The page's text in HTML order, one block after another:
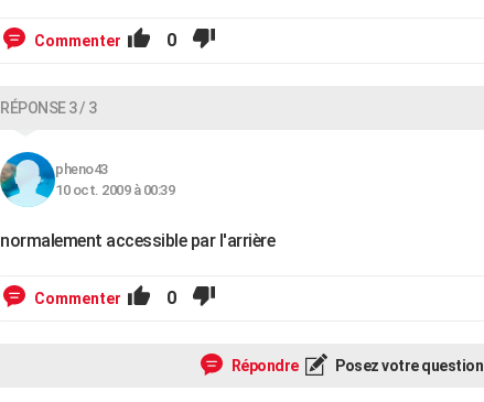
Commenter 0
RÉPONSE 3 / 3
pheno43
10 oct. 2009 à 00:39
normalement accessible par l'arrière
Commenter 0
Répondre Posez votre question